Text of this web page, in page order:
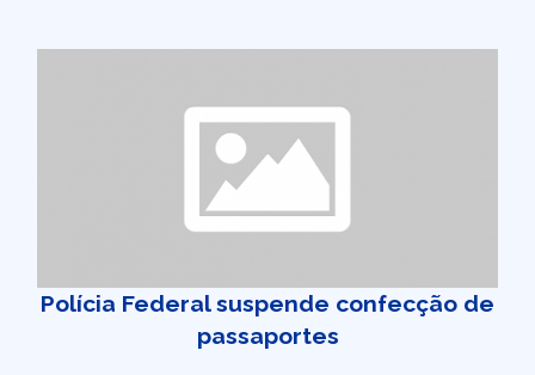
Polícia Federal suspende confecção de
passaportes